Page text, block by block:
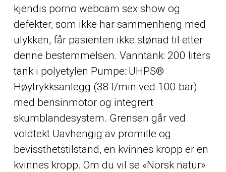
kjendis porno webcam sex show og
defekter, som ikke har sammenheng med
ulykken, får pasienten ikke stønad til etter
denne bestemmelsen. Vanntank: 200 liters
tank i polyetylen Pumpe: UHPS®
Høytrykksanlegg (38 l/min ved 100 bar)
med bensinmotor og integrert
skumblandesystem. Grensen går ved
voldtekt Uavhengig av promille og
bevissthetstilstand, en kvinnes kropp er en
kvinnes kropp. Om du vil se «Norsk natur»